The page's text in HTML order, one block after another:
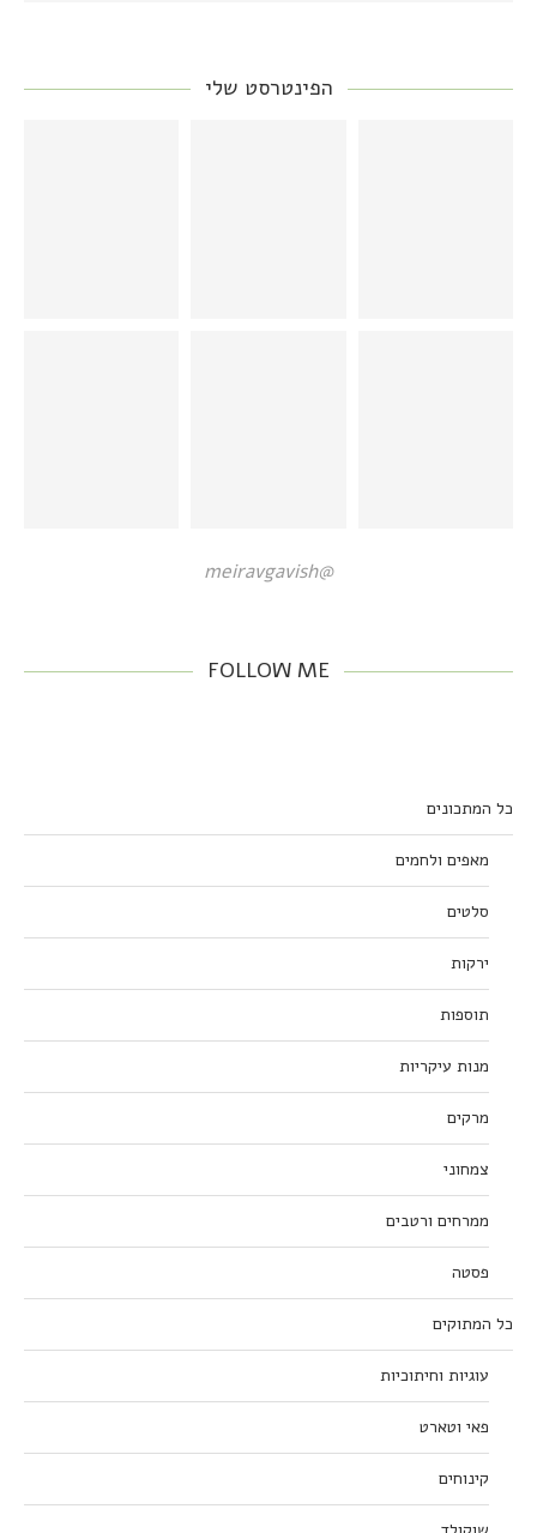
הפינטרסט שלי
@meiravgavish
FOLLOW ME
כל המתכונים
מאפים ולחמים
סלטים
ירקות
תוספות
מנות עיקריות
מרקים
צמחוני
ממרחים ורטבים
פסטה
כל המתוקים
עוגיות וחיתוכיות
פאי וטארט
קינוחים